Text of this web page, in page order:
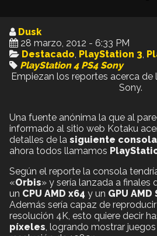
Dusk
28 marzo, 2012 - 6:33 PM
Destacado PlayStation 3
PlayStation 4 PS4 Sony
Empiezan los reportes acerca
Sony.
Una fuente anónima la que al
informado al sitio web Kotaku
detalles de la siguiente
ahora todos llamamos
Según el reporte la consola
«Orbis» y sería lanzada a finales
un CPU AMD x64 y un GPU
Además sería capaz de
resolución 4K, esto quiere decir
píxeles , logrando mostrar